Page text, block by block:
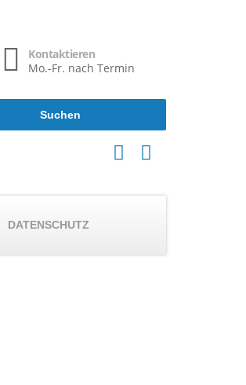
Kontaktieren
Mo.-Fr. nach Termin
DATENSCHUTZ